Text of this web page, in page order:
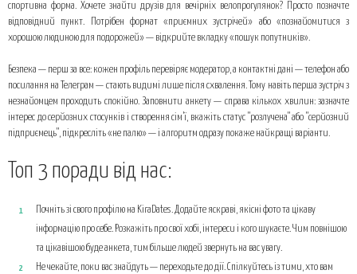
спортивна форма. Хочете знайти друзів для вечірніх велопрогулянок? Просто позначте
відповідний пункт. Потрібен формат «приємних зустрічей» або «познайомитися з
хорошою людиною для подорожей» — відкрийте вкладку «пошук попутників».
Безпека — перш за все: кожен профіль перевіряє модератор, а контактні дані — телефон або
посилання на Телеграм — стають видимі лише після схвалення. Тому навіть перша зустріч з
незнайомцем проходить спокійно. Заповнити анкету — справа кількох хвилин: зазначте
інтерес до серйозних стосунків і створення сім’ї, вкажіть статус "розлучена" або "серйозний
підприємець", підкресліть «не палю» — і алгоритм одразу покаже найкращі варіанти.
Топ 3 поради від нас:
Почніть зі свого профілю на KiraDates. Додайте яскраві, якісні фото та цікаву
інформацію про себе. Розкажіть про свої хобі, інтереси і кого шукаєте. Чим повнішою
та цікавішою буде анкета, тим більше людей звернуть на вас увагу.
Не чекайте, поки вас знайдуть — переходьте до дії. Спілкуйтесь із тими, хто вам